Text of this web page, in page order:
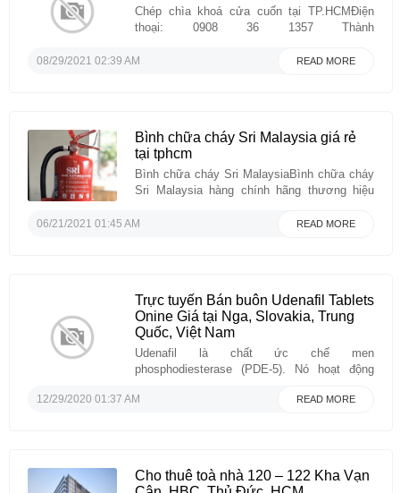
Chép chìa khoá cửa cuốn tại TP.HCMĐiện
thoại: 0908 36 1357 Thành
cuon/Chuyên làm thêm/sao chép remote cửa
08/29/2021 02:39 AM READ MORE
Bình chữa cháy Sri Malaysia giá rẻ
tại tphcm
Bình chữa cháy Sri MalaysiaBình chữa cháy
Sri Malaysia hàng chính hãng thương hiệu
nhất của bình pccc hiệu SRI chất lượng
06/21/2021 01:45 AM READ MORE
Trực tuyến Bán buôn Udenafil Tablets
Onine Giá tại Nga, Slovakia, Trung
Quốc, Việt Nam
Udenafil là chất ức chế men
phosphodiesterase (PDE-5). Nó hoạt động
lưu lượng máu đến dương vật bằng cách thư
12/29/2020 01:37 AM READ MORE
Cho thuê toà nhà 120 – 122 Kha Vạn